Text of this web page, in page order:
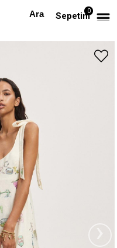
Sepetim0
Midi Elbise